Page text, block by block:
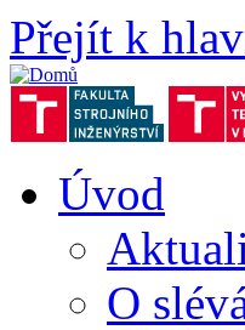
Přejít k
Úvod
O